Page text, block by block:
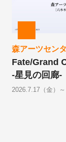
森アーツセン
Fate/Grand
-星見の回廊-
2026.7.17（金）～